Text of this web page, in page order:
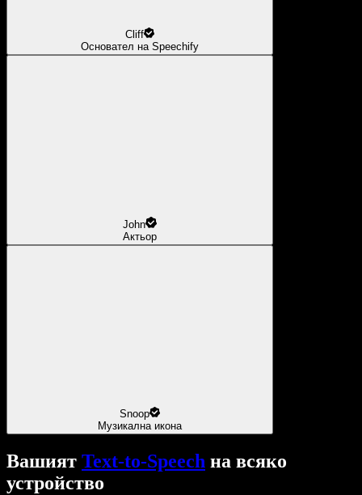
Cliff
Основател на Speechify
John
Актьор
Snoop
Музикална икона
Вашият Text-to-Speech на всяко
устройство